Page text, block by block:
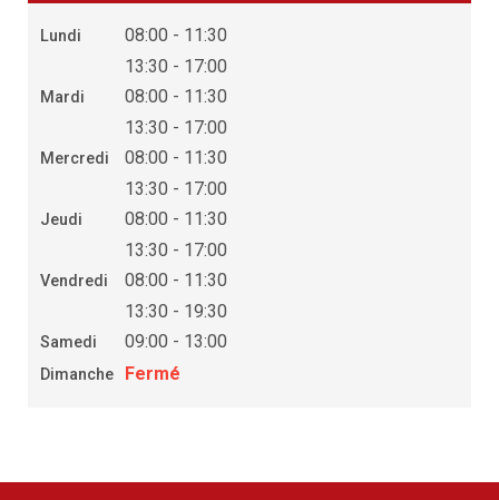
Lundi
08:00 - 11:30
13:30 - 17:00
Mardi
08:00 - 11:30
13:30 - 17:00
Mercredi
08:00 - 11:30
13:30 - 17:00
Jeudi
08:00 - 11:30
13:30 - 17:00
Vendredi
08:00 - 11:30
13:30 - 19:30
Samedi 09:00 - 13:00
Dimanche Fermé